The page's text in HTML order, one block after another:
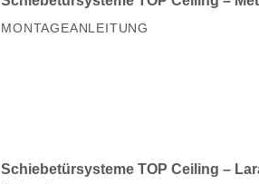
MONTAGEANLEITUNG
Schiebetürsysteme TOP Ceiling –